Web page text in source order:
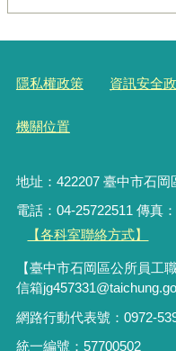
隱私權政策 資訊安全
機關位置
地址：422207 臺中市石
電話：04-25722511 傳真
【各科室聯絡方式】
【臺中市石岡區公所員工
信箱
網路行動代表號：0972-
統一編號：57700502